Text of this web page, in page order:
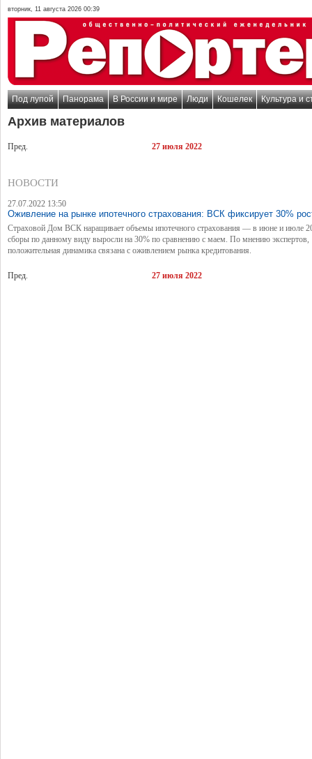
вторник, 11 августа 2026 00:39
Под лупой Панорама В России и мире Люди Кошелек Культура и
Архив материалов
Пред. 27 июля 2022
НОВОСТИ
27.07.2022 13:50
Оживление на рынке ипотечного страхования: ВСК фиксирует 30%
Страховой Дом ВСК наращивает объемы ипотечного страхования — в июне и июле
сборы по данному виду выросли на 30% по сравнению с маем. По мнению экспертов,
положительная динамика связана с оживлением рынка кредитования.
Пред. 27 июля 2022